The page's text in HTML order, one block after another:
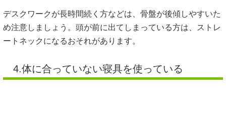
デスクワークが長時間続く方などは、骨盤が後傾しやすいた
め注意しましょう。頭が前に出てしまっている方は、ストレ
ートネックになるおそれがあります。
4.体に合っていない寝具を使っている